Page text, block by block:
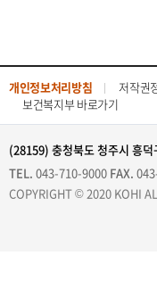
개인정보처리방침 저작권
보건복지부 바로가기
(28159) 충청북도 청주시 흥
TEL. 043-710-9000 FAX.
COPYRIGHT © 2020 KOHI